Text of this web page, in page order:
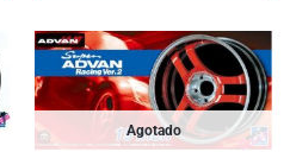
Agotado